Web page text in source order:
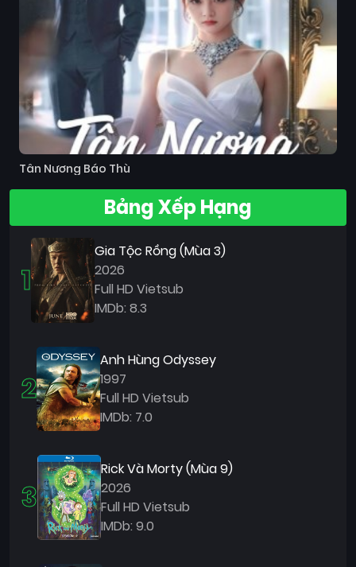
Tân Nương Báo Thù
Bảng Xếp Hạng
1
Gia Tộc Rồng (Mùa 3)
2026
Full HD Vietsub
IMDb: 8.3
2
Anh Hùng Odyssey
1997
Full HD Vietsub
IMDb: 7.0
3
Rick Và Morty (Mùa 9)
2026
Full HD Vietsub
IMDb: 9.0